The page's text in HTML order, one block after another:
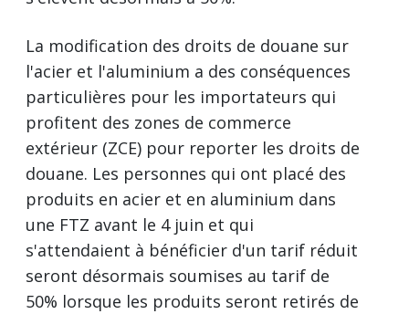
La modification des droits de douane sur
l'acier et l'aluminium a des conséquences
particulières pour les importateurs qui
profitent des zones de commerce
extérieur (ZCE) pour reporter les droits de
douane. Les personnes qui ont placé des
produits en acier et en aluminium dans
une FTZ avant le 4 juin et qui
s'attendaient à bénéficier d'un tarif réduit
seront désormais soumises au tarif de
50% lorsque les produits seront retirés de